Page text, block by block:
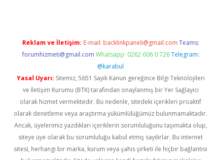
Reklam ve İletişim: E-mail: backlinkpaneli@gmail.com Teams:
forumhizmeti@gmail.com Whatsapp: 0262 606 0 726 Telegram:
@karabul
Yasal Uyarı: Sitemiz, 5651 Sayılı Kanun gereğince Bilgi Teknolojileri
ve İletişim Kurumu (BTK) tarafından onaylanmış bir Yer Sağlayıcı
olarak hizmet vermektedir. Bu nedenle, sitedeki içerikleri proaktif
olarak denetleme veya araştırma yükümlülüğümüz bulunmamaktadır.
Ancak, üyelerimiz yazdıkları içeriklerin sorumluluğunu taşımakta olup,
siteye üye olarak bu sorumluluğu kabul etmiş sayılırlar. Bu internet
sitesi, herhangi bir marka, kurum veya şahıs şirketi ile hiçbir bağlantısı